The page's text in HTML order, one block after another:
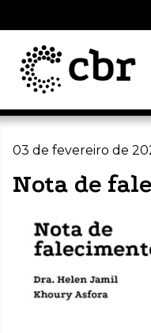
03 de fevereiro de
Nota de